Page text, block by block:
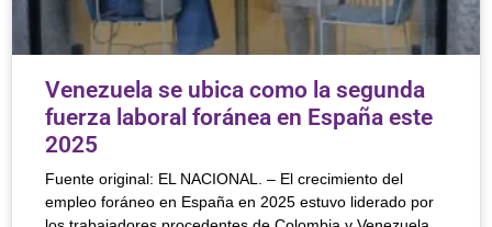
Venezuela se ubica como la segunda
fuerza laboral foránea en España este
2025
Fuente original: EL NACIONAL. – El crecimiento del
empleo foráneo en España en 2025 estuvo liderado por